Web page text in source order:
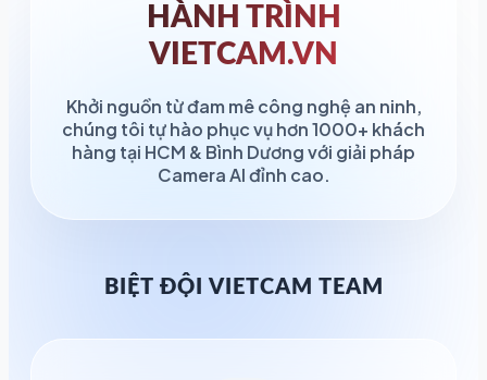
HÀNH TRÌNH
VIETCAM.VN
Khởi nguồn từ đam mê công nghệ an ninh,
chúng tôi tự hào phục vụ hơn 1000+ khách
hàng tại HCM & Bình Dương với giải pháp
Camera AI đỉnh cao.
BIỆT ĐỘI VIETCAM TEAM